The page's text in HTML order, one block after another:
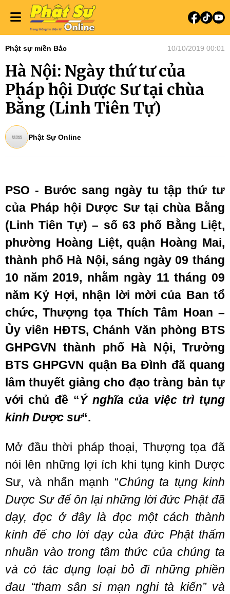
Phật sự miền Bắc 10/10/2019 00:01
Hà Nội: Ngày thứ tư của
Pháp hội Dược Sư tại chùa
Bằng (Linh Tiên Tự)
Phật Sự Online
PSO - Bước sang ngày tu tập thứ tư
của Pháp hội Dược Sư tại chùa Bằng
(Linh Tiên Tự) – số 63 phố Bằng Liệt,
phường Hoàng Liệt, quận Hoàng Mai,
thành phố Hà Nội, sáng ngày 09 tháng
10 năm 2019, nhằm ngày 11 tháng 09
năm Kỷ Hợi, nhận lời mời của Ban tổ
chức, Thượng tọa Thích Tâm Hoan –
Ủy viên HĐTS, Chánh Văn phòng BTS
GHPGVN thành phố Hà Nội, Trưởng
BTS GHPGVN quận Ba Đình đã quang
lâm thuyết giảng cho đạo tràng bản tự
với chủ đề “Ý nghĩa của việc trì tụng
kinh Dược sư“.
Mở đầu thời pháp thoại, Thượng tọa đã
nói lên những lợi ích khi tụng kinh Dược
Sư, và nhấn mạnh “Chúng ta tụng kinh
Dược Sư để ôn lại những lời đức Phật đã
dạy, đọc ở đây là đọc một cách thành
kính để cho lời dạy của đức Phật thấm
nhuần vào trong tâm thức của chúng ta
và có tác dụng loại bỏ đi những phiền
đau “tham sân si mạn nghi tà kiến” và